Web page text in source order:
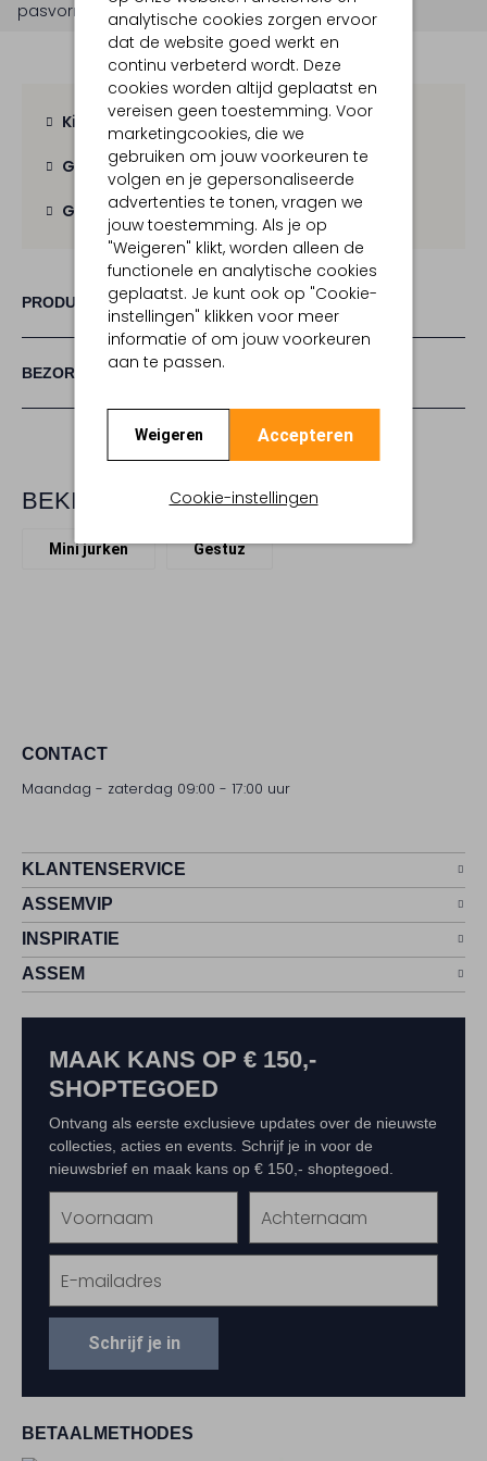
analytische cookies zorgen ervoor
dat de website goed werkt en
continu verbeterd wordt. Deze
cookies worden altijd geplaatst en
vereisen geen toestemming. Voor
marketingcookies, die we
gebruiken om jouw voorkeuren te
volgen en je gepersonaliseerde
advertenties te tonen, vragen we
jouw toestemming. Als je op
"Weigeren" klikt, worden alleen de
functionele en analytische cookies
geplaatst. Je kunt ook op "Cookie-
instellingen" klikken voor meer
informatie of om jouw voorkeuren
aan te passen.
Weigeren Accepteren
Cookie-instellingen
pasvorm is getailleerd.
Kies zelf je bezorgmoment
Gratis verzending vanaf € 100,-
Gratis retourbinnen 30 dagen
PRODUCT INFORMATIE
BEZORGEN & RETOURNEREN
BEKIJK MEER
Mini jurken Gestuz
CONTACT
Maandag - zaterdag 09:00 - 17:00 uur
KLANTENSERVICE
ASSEMVIP
INSPIRATIE
ASSEM
BETAALMETHODES
MAAK KANS OP € 150,-
SHOPTEGOED
Ontvang als eerste exclusieve updates over de nieuwste
collecties, acties en events. Schrijf je in voor de
nieuwsbrief en maak kans op € 150,- shoptegoed.
Schrijf je in